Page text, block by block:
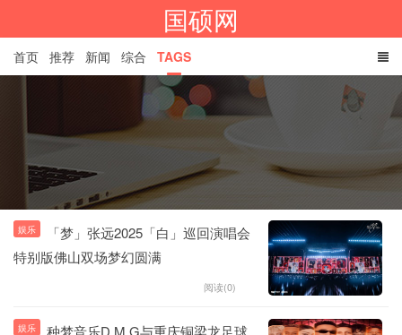
国硕网
首页 推荐 新闻 综合 TAGS
娱乐
「梦」张远2025「白」巡回演唱会
特别版佛山双场梦幻圆满
阅读(0)
娱乐